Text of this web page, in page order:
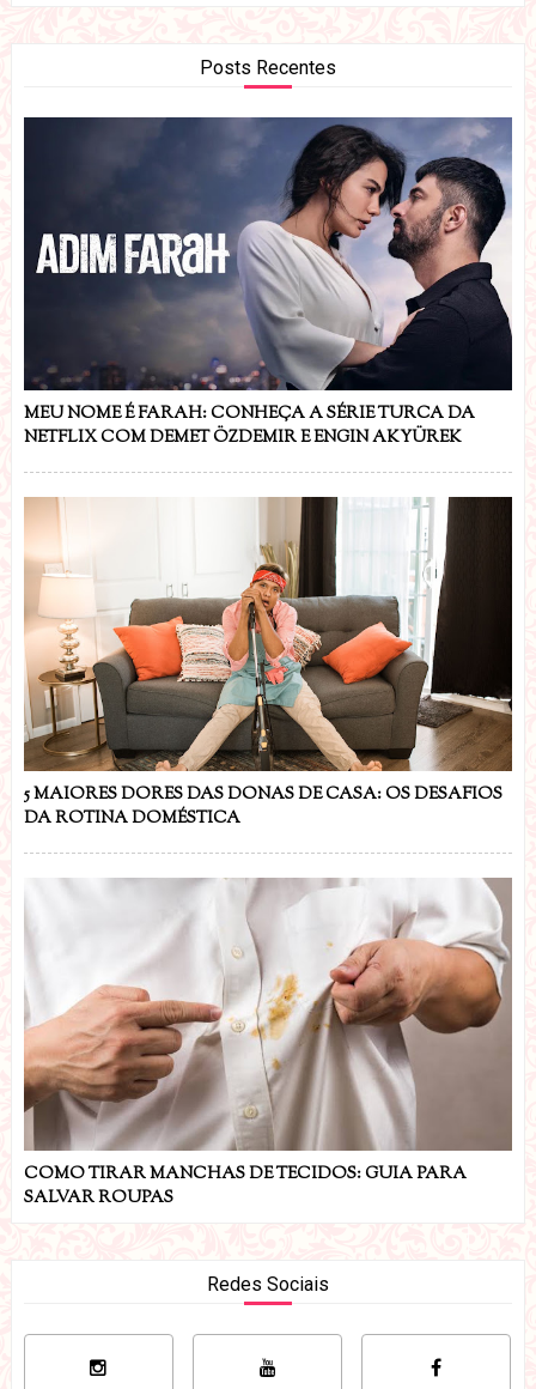
Posts Recentes
MEU NOME É FARAH: CONHEÇA A SÉRIE TURCA DA
NETFLIX COM DEMET ÖZDEMIR E ENGIN AKYÜREK
5 MAIORES DORES DAS DONAS DE CASA: OS DESAFIOS
DA ROTINA DOMÉSTICA
COMO TIRAR MANCHAS DE TECIDOS: GUIA PARA
SALVAR ROUPAS
Redes Sociais